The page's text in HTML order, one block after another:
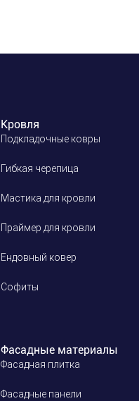
Кровля
Подкладочные ковры
Гибкая черепица
Мастика для кровли
Праймер для кровли
Ендовный ковер
Софиты
Фасадные материалы
Фасадная плитка
Фасадные панели